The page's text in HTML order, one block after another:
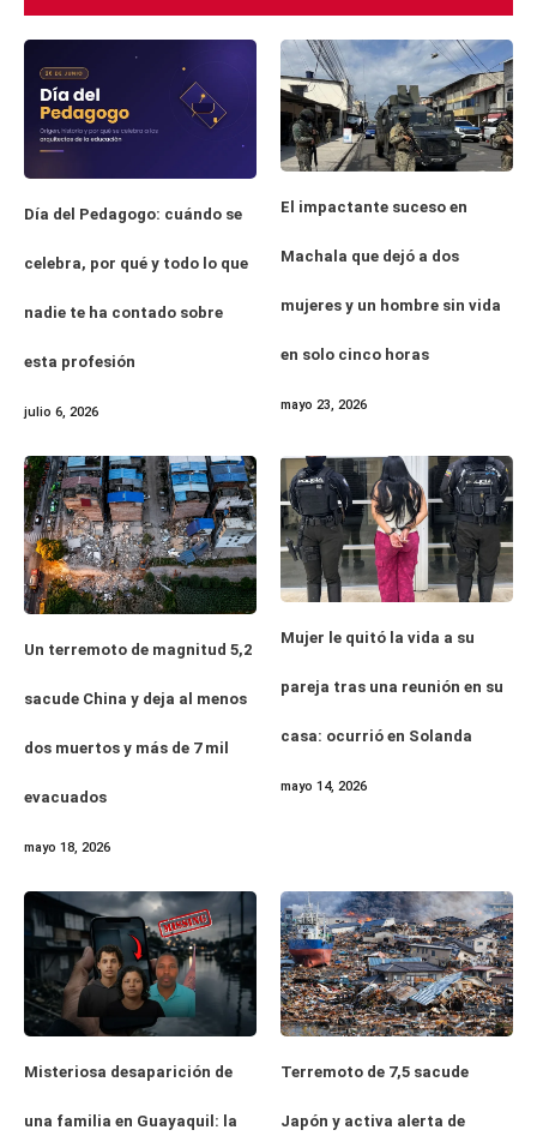
Día del Pedagogo: cuándo se
celebra, por qué y todo lo que
nadie te ha contado sobre
esta profesión
julio 6, 2026
El impactante suceso en
Machala que dejó a dos
mujeres y un hombre sin vida
en solo cinco horas
mayo 23, 2026
Un terremoto de magnitud 5,2
sacude China y deja al menos
dos muertos y más de 7 mil
evacuados
mayo 18, 2026
Mujer le quitó la vida a su
pareja tras una reunión en su
casa: ocurrió en Solanda
mayo 14, 2026
Misteriosa desaparición de
una familia en Guayaquil: la
Terremoto de 7,5 sacude
Japón y activa alerta de